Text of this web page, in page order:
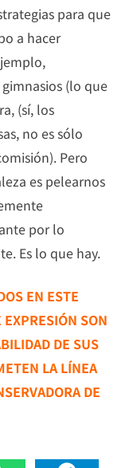
para que
a hacer
(lo que
(sí, los
no es sólo
Pero
es pelearnos
por lo
Es lo que hay.
EN ESTE
EXPRESIÓN SON
DE SUS
LA LÍNEA
DE